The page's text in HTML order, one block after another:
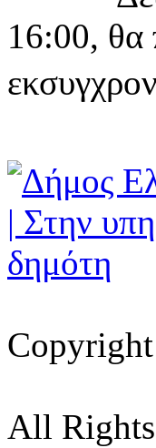
16:00, θα
All Rights